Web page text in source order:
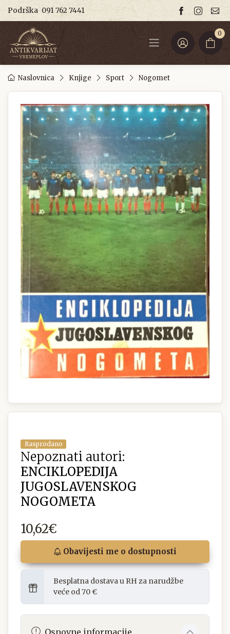
Podrška 091 762 7441
0
Naslovnica Knjige Sport Nogomet
Rasprodano
Nepoznati autori:
ENCIKLOPEDIJA
JUGOSLAVENSKOG
NOGOMETA
10,62€
Obavijesti me o dostupnosti
Besplatna dostava u RH za narudžbe
veće od 70 €
Osnovne informacije